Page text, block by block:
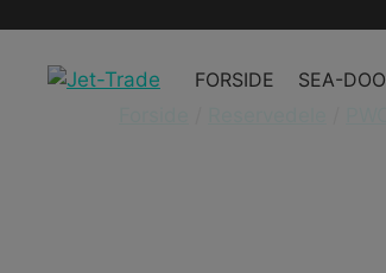
FORSIDE SEA-DOO